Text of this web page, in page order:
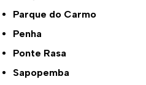
Parque do Carmo
Penha
Ponte Rasa
Sapopemba